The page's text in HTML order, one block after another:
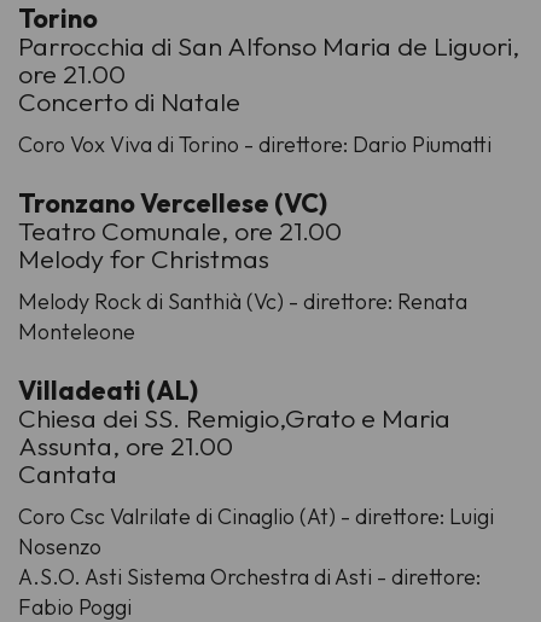
Torino
Parrocchia di San Alfonso Maria de Liguori,
ore 21.00
Concerto di Natale
Coro Vox Viva di Torino - direttore: Dario Piumatti
Tronzano Vercellese (VC)
Teatro Comunale, ore 21.00
Melody for Christmas
Melody Rock di Santhià (Vc) - direttore: Renata
Monteleone
Villadeati (AL)
Chiesa dei SS. Remigio,Grato e Maria
Assunta, ore 21.00
Cantata
Coro Csc Valrilate di Cinaglio (At) - direttore: Luigi
Nosenzo
A.S.O. Asti Sistema Orchestra di Asti - direttore:
Fabio Poggi